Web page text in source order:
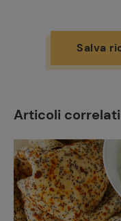
Salva
Articoli correlati